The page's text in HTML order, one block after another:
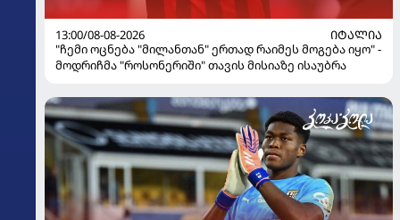
13:00/08-08-2026
ᲘᲢᲐᲚᲘᲐ
"ჩემი ოცნება "მილანთან" ერთად რაიმეს მოგება იყო" -
მოდრიჩმა "როსონერიში" თავის მისიაზე ისაუბრა